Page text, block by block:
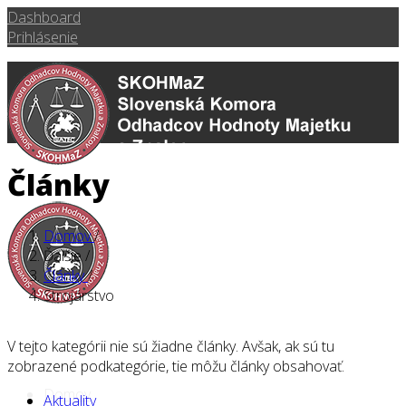
Dashboard
Prihlásenie
Domov
Články
Domov/
Ďalšie/
Články/
Strojárstvo
V tejto kategórii nie sú žiadne články. Avšak, ak sú tu
zobrazené podkategórie, tie môžu články obsahovať.
Aktuality